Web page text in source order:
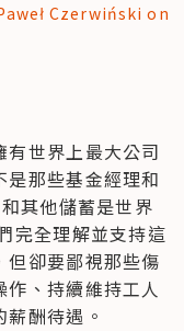
Czerwiński on
世界上最大公司
那些基金經理和
其他儲蓄是世界
完全理解並支持這
但卻要鄙視那些傷
、持續維持工人
酬待遇。